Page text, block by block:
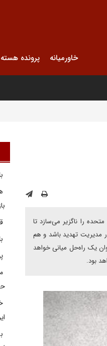
خاورمیانه پرونده
را ناگزیر می‌سازد تا
مدیریت تهدید باشد و هم
یک راه‌حل میانی خواهد
بود.